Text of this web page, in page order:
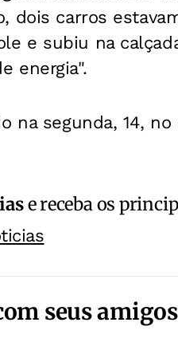
dois carros
e subiu na
energia".
na segunda, 14,
e receba os
seus amigos